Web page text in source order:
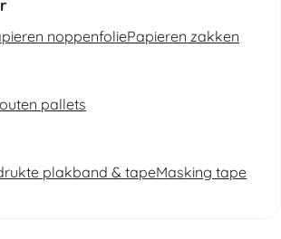
noppenfoliePapieren zakken
pallets
plakband & tapeMasking tape